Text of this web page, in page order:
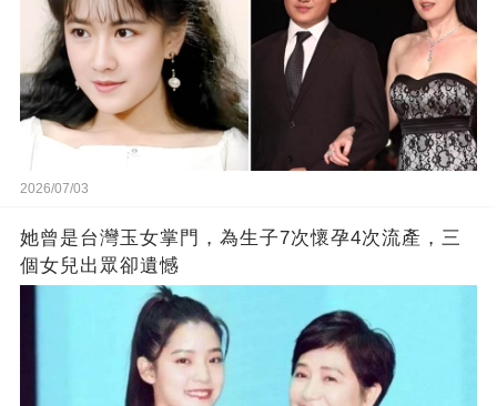
2026/07/03
她曾是台灣玉女掌門，為生子7次懷孕4次流產，三
個女兒出眾卻遺憾